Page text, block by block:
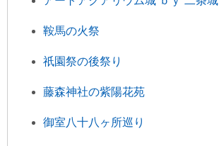
鞍馬の火祭
祇園祭の後祭り
藤森神社の紫陽花苑
御室八十八ヶ所巡り